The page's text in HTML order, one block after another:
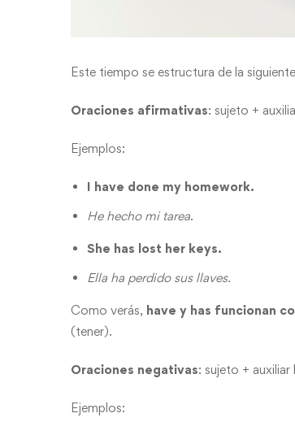
Este tiempo se estructura de la
Oraciones afirmativas: sujeto +
Ejemplos:
I have done my homework.
He hecho mi tarea.
She has lost her keys.
Ella ha perdido sus llaves.
Como verás, have y has funcionan
(tener).
Oraciones negativas: sujeto +
Ejemplos: